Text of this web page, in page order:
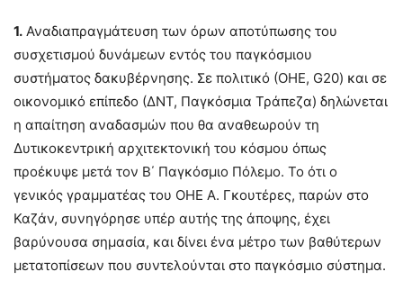
1. Αναδιαπραγμάτευση των όρων αποτύπωσης του
συσχετισμού δυνάμεων εντός του παγκόσμιου
συστήματος δακυβέρνησης. Σε πολιτικό (ΟΗΕ, G20) και σε
οικονομικό επίπεδο (ΔΝΤ, Παγκόσμια Τράπεζα) δηλώνεται
η απαίτηση αναδασμών που θα αναθεωρούν τη
Δυτικοκεντρική αρχιτεκτονική του κόσμου όπως
προέκυψε μετά τον Β΄ Παγκόσμιο Πόλεμο. Το ότι ο
γενικός γραμματέας του ΟΗΕ Α. Γκουτέρες, παρών στο
Καζάν, συνηγόρησε υπέρ αυτής της άποψης, έχει
βαρύνουσα σημασία, και δίνει ένα μέτρο των βαθύτερων
μετατοπίσεων που συντελούνται στο παγκόσμιο σύστημα.